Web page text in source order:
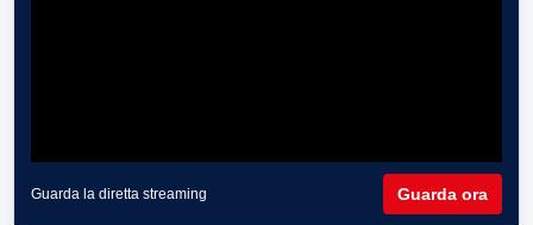
Guarda la diretta streaming Guarda ora